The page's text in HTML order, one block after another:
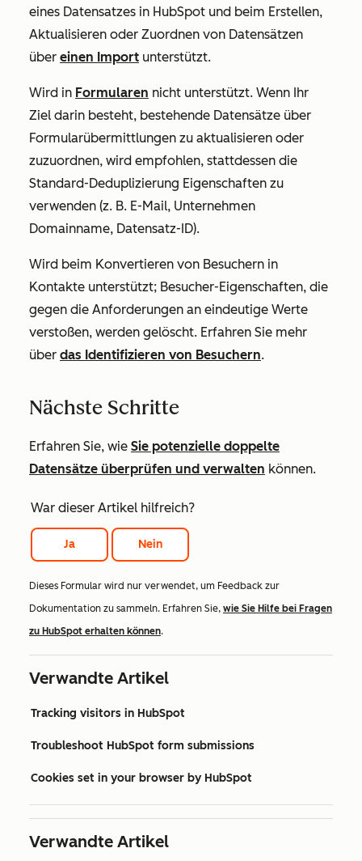
eines Datensatzes in HubSpot und beim Erstellen,
Aktualisieren oder Zuordnen von Datensätzen
über einen Import unterstützt.
Wird in Formularen nicht unterstützt. Wenn Ihr
Ziel darin besteht, bestehende Datensätze über
Formularübermittlungen zu aktualisieren oder
zuzuordnen, wird empfohlen, stattdessen die
Standard-Deduplizierung Eigenschaften zu
verwenden (z. B. E-Mail, Unternehmen
Domainname, Datensatz-ID).
Wird beim Konvertieren von Besuchern in
Kontakte unterstützt; Besucher-Eigenschaften, die
gegen die Anforderungen an eindeutige Werte
verstoßen, werden gelöscht. Erfahren Sie mehr
über das Identifizieren von Besuchern.
Nächste Schritte
Erfahren Sie, wie Sie potenzielle doppelte
Datensätze überprüfen und verwalten können.
War dieser Artikel hilfreich?
Ja Nein
Dieses Formular wird nur verwendet, um Feedback zur
Dokumentation zu sammeln. Erfahren Sie, wie Sie Hilfe bei Fragen
zu HubSpot erhalten können.
Verwandte Artikel
Tracking visitors in HubSpot
Troubleshoot HubSpot form submissions
Cookies set in your browser by HubSpot
Verwandte Artikel